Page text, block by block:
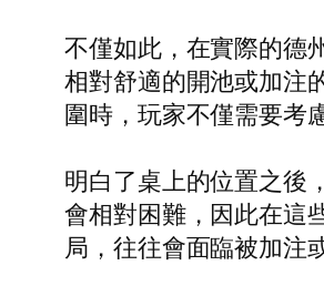
不僅如此，在實際的德
相對舒適的開池或加注
圍時，玩家不僅需要考
明白了桌上的位置之後
會相對困難，因此在這
局，往往會面臨被加注